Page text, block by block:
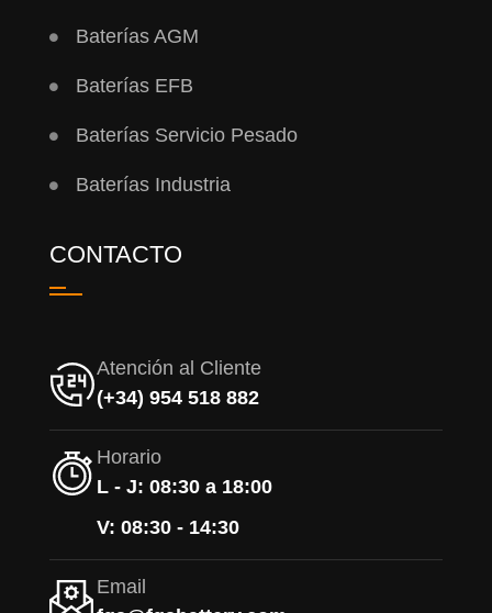
Baterías AGM
Baterías EFB
Baterías Servicio Pesado
Baterías Industria
CONTACTO
Atención al Cliente
(+34) 954 518 882
Horario
L - J: 08:30 a 18:00
V: 08:30 - 14:30
Email